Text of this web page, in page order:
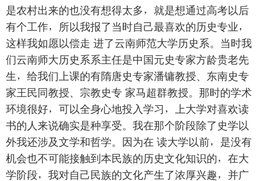
是农村出来的也没有想得太多，就是想通过高考以后
有个工作，所以我报了当时自己最喜欢的历史专业，
这样我如愿以偿走 进了云南师范大学历史系。当时我
们云南师大历史系系主任是中国元史专家方龄贵老先
生，给我们上课的有隋唐史专家潘镛教授、东南史专
家王民同教授、宗教史专 家马超群教授。那时的学术
环境很好，可以全身心地投入学习，上大学对喜欢读
书的人来说确实是种享受。我在那个阶段除了史学以
外我还涉及文学和哲学。因为在 读大学以前，是没有
机会也不可能接触到本民族的历史文化知识的，在大
学阶段，我对自己民族的文化产生了浓厚兴趣，并广